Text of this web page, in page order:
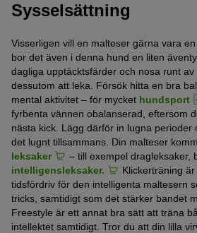
Sysselsättning
Visserligen vill en malteser gärna vara
bor det även i denna hund en liten
dagliga upptäcktsfärder och nosa runt
dessutom att leka. Försök hitta en bra
mental aktivitet – för mycket hundsport
fyrbenta vännen obalanserad, eftersom
nästa kick. Lägg därför in lugna perioder
det lugnt tillsammans. Din malteser
leksaker
– till exempel dragleksaker,
intelligensleksaker.
Klickerträning
tidsfördriv för den intelligenta maltesern
tricks, samtidigt som det stärker bandet
Freestyle är ett annat bra sätt att träna
intellektet samtidigt. Tror du att din lilla